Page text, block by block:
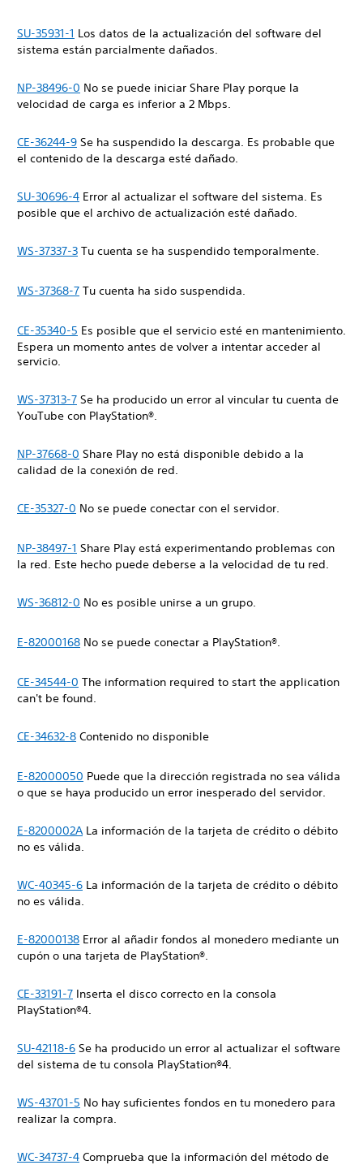
SU-35931-1 Los datos de la actualización del software del
sistema están parcialmente dañados.
NP-38496-0 No se puede iniciar Share Play porque la
velocidad de carga es inferior a 2 Mbps.
CE-36244-9 Se ha suspendido la descarga. Es probable que
el contenido de la descarga esté dañado.
SU-30696-4 Error al actualizar el software del sistema. Es
posible que el archivo de actualización esté dañado.
WS-37337-3 Tu cuenta se ha suspendido temporalmente.
WS-37368-7 Tu cuenta ha sido suspendida.
CE-35340-5 Es posible que el servicio esté en mantenimiento.
Espera un momento antes de volver a intentar acceder al
servicio.
WS-37313-7 Se ha producido un error al vincular tu cuenta de
YouTube con PlayStation®.
NP-37668-0 Share Play no está disponible debido a la
calidad de la conexión de red.
CE-35327-0 No se puede conectar con el servidor.
NP-38497-1 Share Play está experimentando problemas con
la red. Este hecho puede deberse a la velocidad de tu red.
WS-36812-0 No es posible unirse a un grupo.
E-82000168 No se puede conectar a PlayStation®.
CE-34544-0 The information required to start the application
can't be found.
CE-34632-8 Contenido no disponible
E-82000050 Puede que la dirección registrada no sea válida
o que se haya producido un error inesperado del servidor.
E-8200002ALa información de la tarjeta de crédito o débito
no es válida.
WC-40345-6 La información de la tarjeta de crédito o débito
no es válida.
E-82000138 Error al añadir fondos al monedero mediante un
cupón o una tarjeta de PlayStation®.
CE-33191-7 Inserta el disco correcto en la consola
PlayStation®4.
SU-42118-6 Se ha producido un error al actualizar el software
del sistema de tu consola ‎PlayStation®4.
WS-43701-5 No hay suficientes fondos en tu monedero para
realizar la compra.
WC-34737-4 Comprueba que la información del método de